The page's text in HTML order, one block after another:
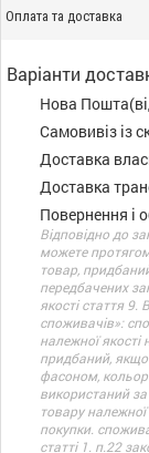
Оплата та доставка
Варіанти
Нова
Самовивіз із
Доставка
Доставка
Повернення і
Відповідно до
можете
товар,
передбачених
якості стаття 9.
споживачів»:
належної якості
придбаний,
фасоном,
використаний
товару
покупки.
статті 1. п.22